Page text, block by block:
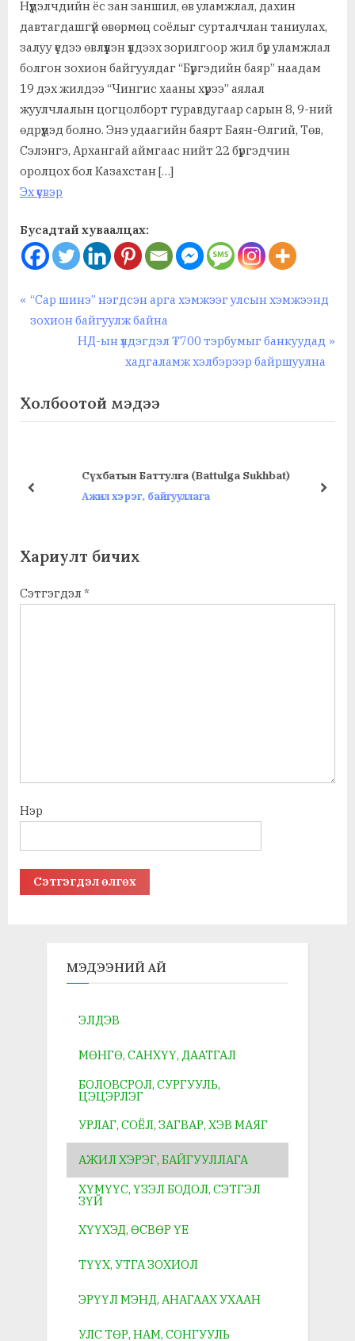
Нүүдэлчдийн ёс зан заншил, өв уламжлал, дахин
давтагдашгүй өвөрмөц соёлыг сурталчлан таниулах,
залуу үедээ өвлүүлэн үлдээх зорилгоор жил бүр уламжлал
болгон зохион байгуулдаг “Бүргэдийн баяр” наадам
19 дэх жилдээ “Чингис хааны хүрээ” аялал
жуулчлалын цогцолборт гуравдугаар сарын 8, 9-ний
өдрүүдэд болно. Энэ удаагийн баярт Баян-Өлгий, Төв,
Сэлэнгэ, Архангай аймгаас нийт 22 бүргэдчин
оролцох бол Казахстан […]
Эх үүсвэр
Бусадтай хуваалцах:
Ажил хэрэг, байгууллага
Post
navigation
P
r
o
u
o
“Сар шинэ” нэгдсэн арга хэмжээг улсын хэмжээнд
зохион байгуулж байна
N
t
P
НД-ын үлдэгдэл ₮700 тэрбумыг банкуудад
хадгаламж хэлбэрээр байршуулна
Холбоотой мэдээ
Cүхбатын Баттулга (Battulga Sukhbat)
Ажил хэрэг, байгууллага
prev next
Хариулт бичих
Сэтгэгдэл*
Нэр
МЭДЭЭНИЙ АЙ
ЭЛДЭВ
МӨНГӨ, САНХҮҮ, ДААТГАЛ
БОЛОВСРОЛ, СУРГУУЛЬ,
ЦЭЦЭРЛЭГ
УРЛАГ, СОЁЛ, ЗАГВАР, ХЭВ МАЯГ
АЖИЛ ХЭРЭГ, БАЙГУУЛЛАГА
ХҮМҮҮС, ҮЗЭЛ БОДОЛ, СЭТГЭЛ
ЗҮЙ
ХҮҮХЭД, ӨСВӨР ҮЕ
ТҮҮХ, УТГА ЗОХИОЛ
ЭРҮҮЛ МЭНД, АНАГААХ УХААН
УЛС ТӨР, НАМ, СОНГУУЛЬ